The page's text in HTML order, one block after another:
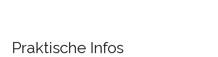
Praktische Infos